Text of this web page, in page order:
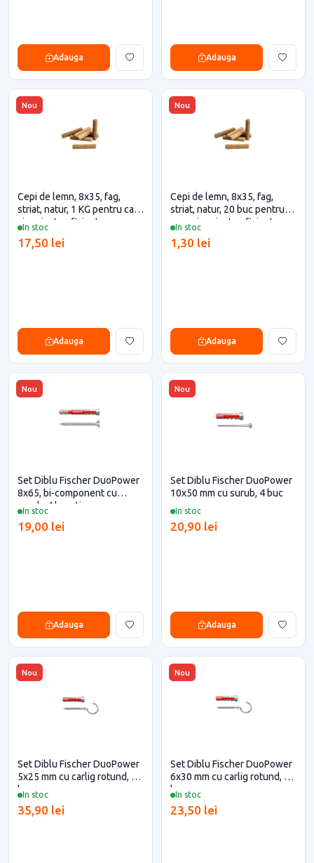
Adauga Adauga
Nou
In stoc
Cepi de lemn, 8x35, fag,
striat, natur, 1 KG pentru casa
si proiecte eficiente
17,50 lei
Adauga
Nou
In stoc
Cepi de lemn, 8x35, fag,
striat, natur, 20 buc pentru
casa si proiecte eficiente
1,30 lei
Adauga
Nou
In stoc
Set Diblu Fischer DuoPower
8x65, bi-component cu
surub, 4 bucati
19,00 lei
Adauga
Nou
In stoc
Set Diblu Fischer DuoPower
10x50 mm cu surub, 4 buc
20,90 lei
Adauga
Nou
In stoc
Set Diblu Fischer DuoPower
5x25 mm cu carlig rotund, 8
buc
35,90 lei
Nou
In stoc
Set Diblu Fischer DuoPower
6x30 mm cu carlig rotund, 6
buc
23,50 lei